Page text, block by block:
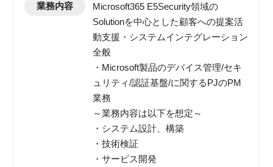
業務内容
Microsoft365 E5Security領域の
Solutionを中心とした顧客への提案活
動支援・システムインテグレーション
全般
・Microsoft製品のデバイス管理/セキ
ュリティ/認証基盤/に関するPJのPM
業務
～業務内容は以下を想定～
・システム設計、構築
・技術検証
・サービス開発